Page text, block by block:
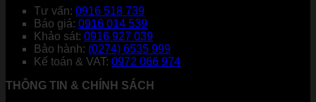
Tư vấn: 0916 518 739
Báo giá: 0916 014 539
Khảo sát: 0916 927 039
Bảo hành: (0274) 6535 999
Kế toán & VAT: 0972 066 974
THÔNG TIN & CHÍNH SÁCH